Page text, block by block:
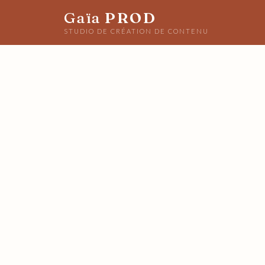
Gaïa PROD
STUDIO DE CRÉATION DE CONTENU